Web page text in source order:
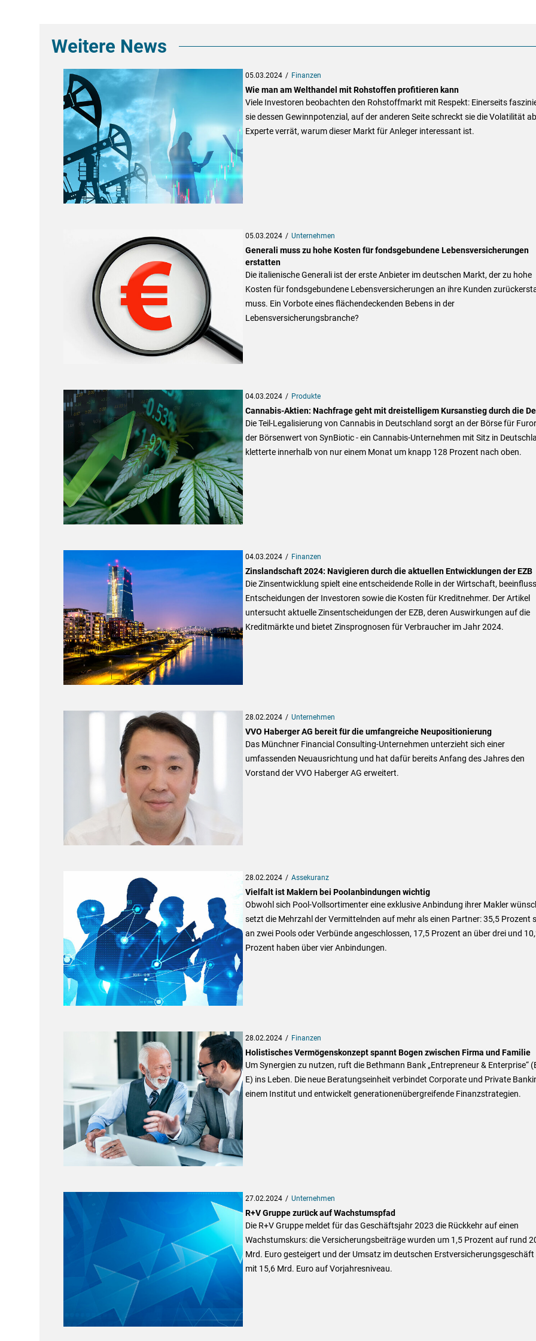
Weitere News
05.03.2024 Finanzen
Wie man am Welthandel mit Rohstoffen profitieren kann
Viele Investoren beobachten den Rohstoffmarkt mit Respekt: Einerseits
sie dessen Gewinnpotenzial, auf der anderen Seite schreckt sie die Volatilität
Experte verrät, warum dieser Markt für Anleger interessant ist.
05.03.2024 Unternehmen
Generali muss zu hohe Kosten für fondsgebundene Lebensversicherungen
erstatten
Die italienische Generali ist der erste Anbieter im deutschen Markt, der zu hohe
Kosten für fondsgebundene Lebensversicherungen an ihre Kunden
muss. Ein Vorbote eines flächendeckenden Bebens in der
Lebensversicherungsbranche?
04.03.2024 Produkte
Cannabis-Aktien: Nachfrage geht mit dreistelligem Kursanstieg durch die
Die Teil-Legalisierung von Cannabis in Deutschland sorgt an der Börse für
der Börsenwert von SynBiotic - ein Cannabis-Unternehmen mit Sitz in
kletterte innerhalb von nur einem Monat um knapp 128 Prozent nach oben.
04.03.2024 Finanzen
Zinslandschaft 2024: Navigieren durch die aktuellen Entwicklungen der EZB
Die Zinsentwicklung spielt eine entscheidende Rolle in der Wirtschaft,
Entscheidungen der Investoren sowie die Kosten für Kreditnehmer. Der Artikel
untersucht aktuelle Zinsentscheidungen der EZB, deren Auswirkungen auf die
Kreditmärkte und bietet Zinsprognosen für Verbraucher im Jahr 2024.
28.02.2024 Unternehmen
VVO Haberger AG bereit für die umfangreiche Neupositionierung
Das Münchner Financial Consulting-Unternehmen unterzieht sich einer
umfassenden Neuausrichtung und hat dafür bereits Anfang des Jahres den
Vorstand der VVO Haberger AG erweitert.
28.02.2024 Assekuranz
Vielfalt ist Maklern bei Poolanbindungen wichtig
Obwohl sich Pool-Vollsortimenter eine exklusive Anbindung ihrer Makler
setzt die Mehrzahl der Vermittelnden auf mehr als einen Partner: 35,5 Prozent
an zwei Pools oder Verbünde angeschlossen, 17,5 Prozent an über drei und
Prozent haben über vier Anbindungen.
28.02.2024 Finanzen
Holistisches Vermögenskonzept spannt Bogen zwischen Firma und Familie
Um Synergien zu nutzen, ruft die Bethmann Bank „Entrepreneur & Enterprise“
E) ins Leben. Die neue Beratungseinheit verbindet Corporate und Private
einem Institut und entwickelt generationenübergreifende Finanzstrategien.
27.02.2024 Unternehmen
R+V Gruppe zurück auf Wachstumspfad
Die R+V Gruppe meldet für das Geschäftsjahr 2023 die Rückkehr auf einen
Wachstumskurs: die Versicherungsbeiträge wurden um 1,5 Prozent auf rund
Mrd. Euro gesteigert und der Umsatz im deutschen Erstversicherungsgeschäft
mit 15,6 Mrd. Euro auf Vorjahresniveau.